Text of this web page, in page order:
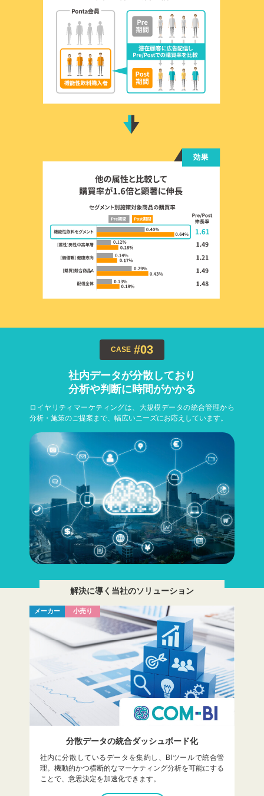
CASE #03
社内データが分散しており
分析や判断に時間がかかる
ロイヤリティマーケティングは、大規模データの統合管理から
分析・施策のご提案まで、幅広いニーズにお応えしています。
解決に導く当社のソリューション
メーカー 小売り
分散データの統合ダッシュボード化
社内に分散しているデータを集約し、BIツールで統合管
理。機動的かつ横断的なマーケティング分析を可能にする
ことで、意思決定を加速化できます。